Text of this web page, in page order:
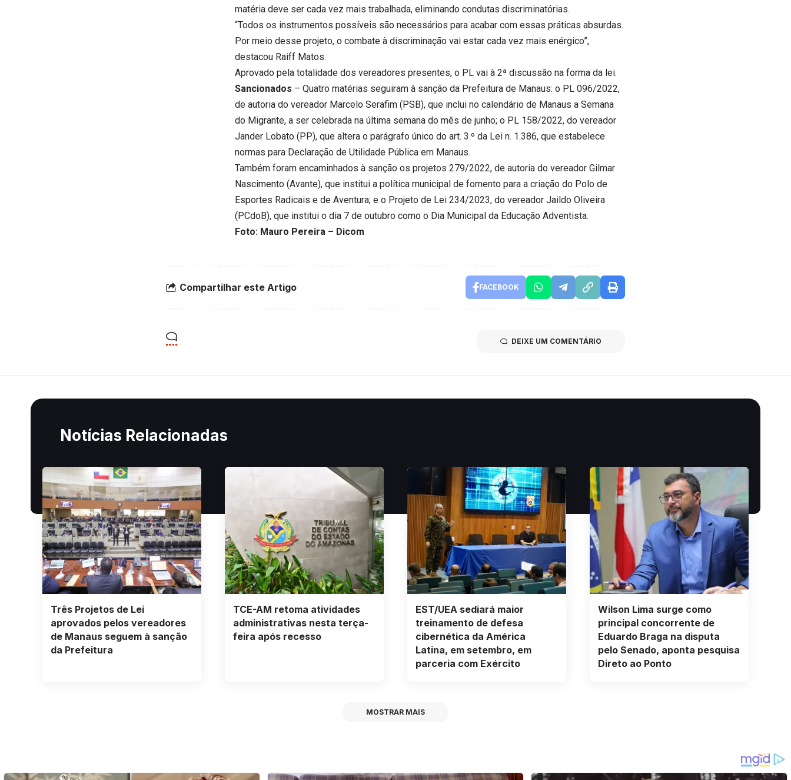
matéria deve ser cada vez mais trabalhada, eliminando condutas discriminatórias.
“Todos os instrumentos possíveis são necessários para acabar com essas práticas absurdas.
Por meio desse projeto, o combate à discriminação vai estar cada vez mais enérgico”,
destacou Raiff Matos.
Aprovado pela totalidade dos vereadores presentes, o PL vai à 2ª discussão na forma da lei.
Sancionados – Quatro matérias seguiram à sanção da Prefeitura de Manaus: o PL 096/2022,
de autoria do vereador Marcelo Serafim (PSB), que inclui no calendário de Manaus a Semana
do Migrante, a ser celebrada na última semana do mês de junho; o PL 158/2022, do vereador
Jander Lobato (PP), que altera o parágrafo único do art. 3.º da Lei n. 1.386, que estabelece
normas para Declaração de Utilidade Pública em Manaus.
Também foram encaminhados à sanção os projetos 279/2022, de autoria do vereador Gilmar
Nascimento (Avante), que institui a política municipal de fomento para a criação do Polo de
Esportes Radicais e de Aventura; e o Projeto de Lei 234/2023, do vereador Jaildo Oliveira
(PCdoB), que institui o dia 7 de outubro como o Dia Municipal da Educação Adventista.
Foto: Mauro Pereira – Dicom
Compartilhar este Artigo FACEBOOK
DEIXE UM COMENTÁRIO
Notícias Relacionadas
Três Projetos de Lei
aprovados pelos vereadores
de Manaus seguem à sanção
da Prefeitura
TCE-AM retoma atividades
administrativas nesta terça-
feira após recesso
EST/UEA sediará maior
treinamento de defesa
cibernética da América
Latina, em setembro, em
parceria com Exército
Wilson Lima surge como
principal concorrente de
Eduardo Braga na disputa
pelo Senado, aponta pesquisa
Direto ao Ponto
MOSTRAR MAIS